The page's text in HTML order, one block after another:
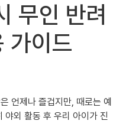
무인 반려
가이드
언제나 즐겁지만, 때로는 예
야외 활동 후 우리 아이가 진